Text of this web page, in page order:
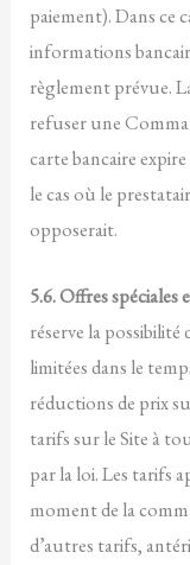
paiement). Dans ce
informations
règlement prévue.
refuser une
carte bancaire
le cas où le
opposerait.
5.6. Offres
réserve la
limitées dans le
réductions de prix
tarifs sur le Site à
par la loi. Les tarifs
moment de la
d’autres tarifs,